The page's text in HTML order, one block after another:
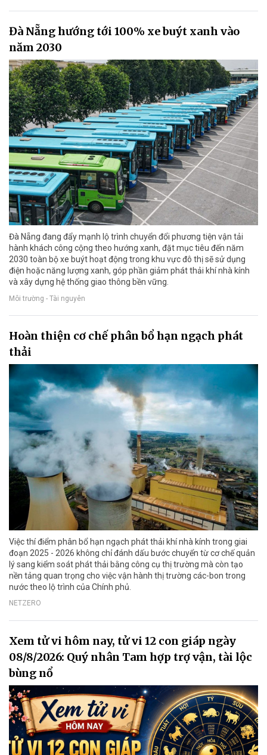
Đà Nẵng hướng tới 100% xe buýt xanh vào
năm 2030
Đà Nẵng đang đẩy mạnh lộ trình chuyển đổi phương tiện vận tải
hành khách công cộng theo hướng xanh, đặt mục tiêu đến năm
2030 toàn bộ xe buýt hoạt động trong khu vực đô thị sẽ sử dụng
điện hoặc năng lượng xanh, góp phần giảm phát thải khí nhà kính
và xây dựng hệ thống giao thông bền vững.
Môi trường - Tài nguyên
Hoàn thiện cơ chế phân bổ hạn ngạch phát
thải
Việc thí điểm phân bổ hạn ngạch phát thải khí nhà kính trong giai
đoạn 2025 - 2026 không chỉ đánh dấu bước chuyển từ cơ chế quản
lý sang kiểm soát phát thải bằng công cụ thị trường mà còn tạo
nền tảng quan trọng cho việc vận hành thị trường các-bon trong
nước theo lộ trình của Chính phủ.
NETZERO
Xem tử vi hôm nay, tử vi 12 con giáp ngày
08/8/2026: Quý nhân Tam hợp trợ vận, tài lộc
bùng nổ